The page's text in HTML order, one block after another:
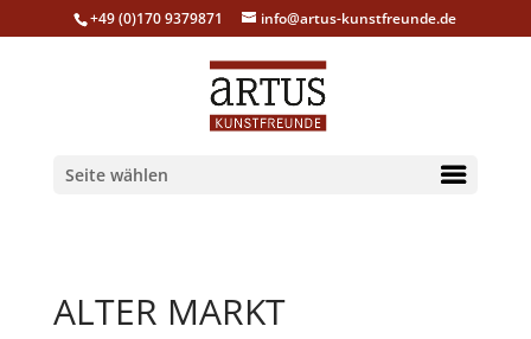
+49 (0)170 9379871 info@artus-kunstfreunde.de
Seite wählen
ALTER MARKT